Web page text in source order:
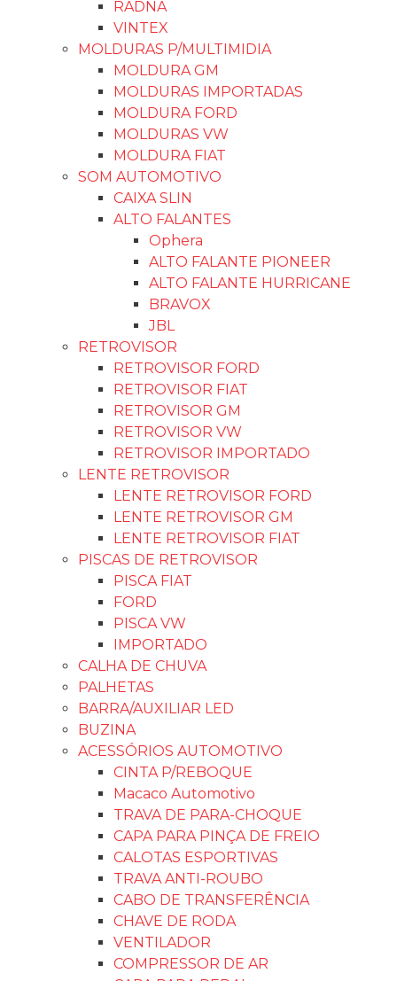
RADNA
VINTEX
MOLDURAS P/MULTIMIDIA
MOLDURA GM
MOLDURAS IMPORTADAS
MOLDURA FORD
MOLDURAS VW
MOLDURA FIAT
SOM AUTOMOTIVO
CAIXA SLIN
ALTO FALANTES
Ophera
ALTO FALANTE PIONEER
ALTO FALANTE HURRICANE
BRAVOX
JBL
RETROVISOR
RETROVISOR FORD
RETROVISOR FIAT
RETROVISOR GM
RETROVISOR VW
RETROVISOR IMPORTADO
LENTE RETROVISOR
LENTE RETROVISOR FORD
LENTE RETROVISOR GM
LENTE RETROVISOR FIAT
PISCAS DE RETROVISOR
PISCA FIAT
FORD
PISCA VW
IMPORTADO
CALHA DE CHUVA
PALHETAS
BARRA/AUXILIAR LED
BUZINA
ACESSÓRIOS AUTOMOTIVO
CINTA P/REBOQUE
Macaco Automotivo
TRAVA DE PARA-CHOQUE
CAPA PARA PINÇA DE FREIO
CALOTAS ESPORTIVAS
TRAVA ANTI-ROUBO
CABO DE TRANSFERÊNCIA
CHAVE DE RODA
VENTILADOR
COMPRESSOR DE AR